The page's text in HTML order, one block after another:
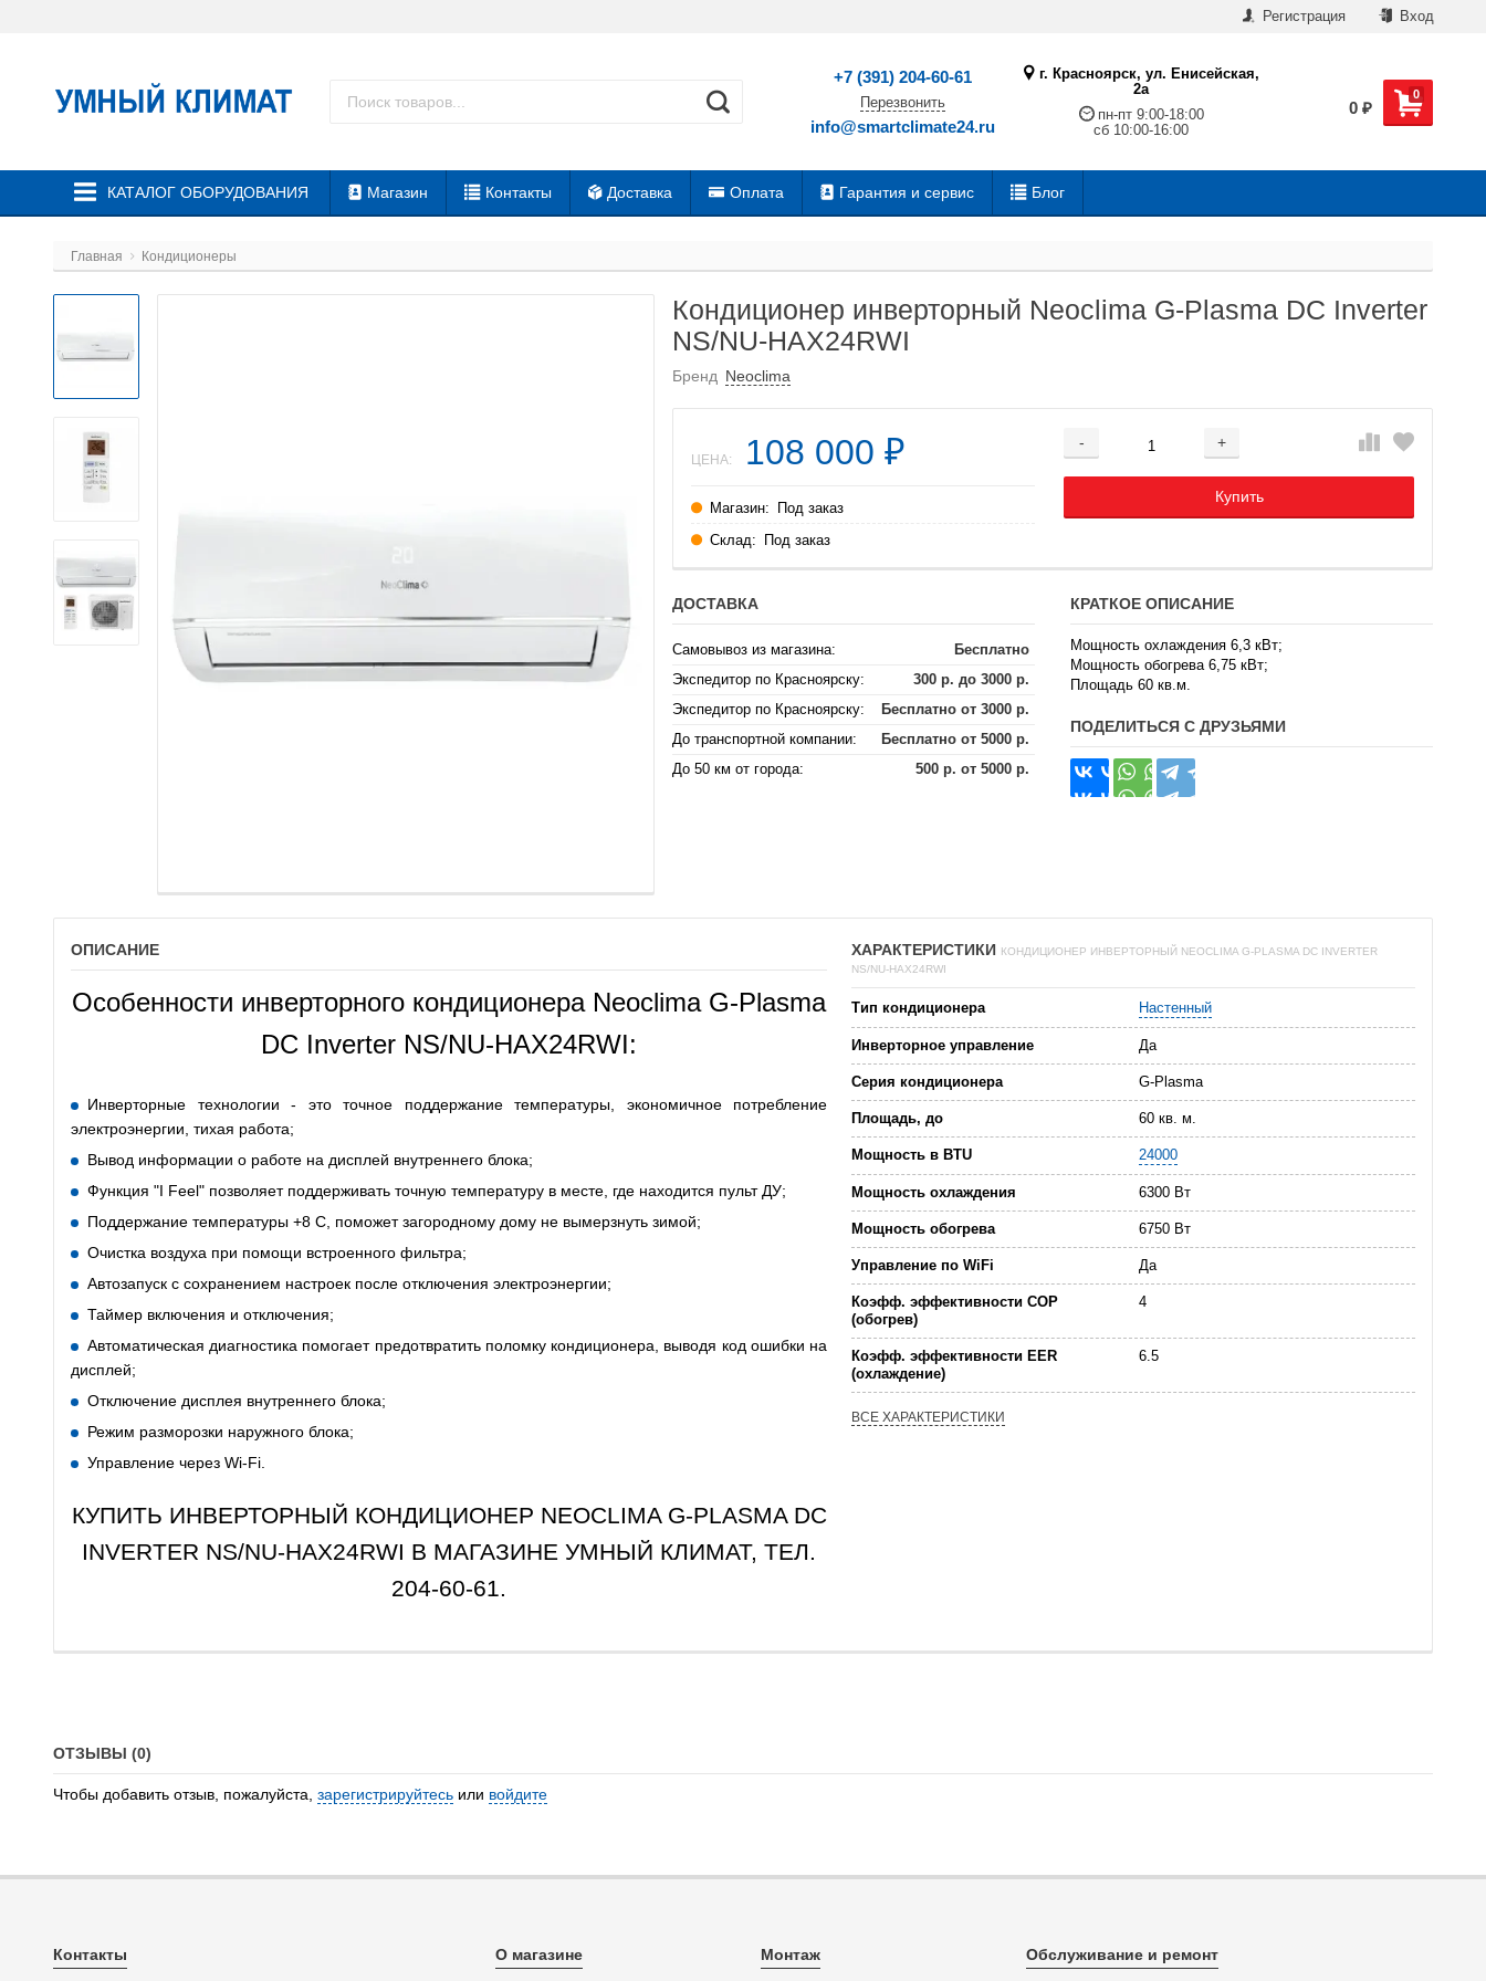
Регистрация Вход
+7 (391) 204-60-61
Перезвонить
info@smartclimate24.ru
г. Красноярск, ул. Енисейская,
2а
пн-пт 9:00-18:00
сб 10:00-16:00
0
0 ₽
КАТАЛОГ ОБОРУДОВАНИЯ Магазин Контакты Доставка Оплата Гарантия и сервис Блог
Главная Кондиционеры
Кондиционер инверторный Neoclima G-Plasma DC Inverter
NS/NU-HAX24RWI
Бренд Neoclima
- +
Добавляется...
Купить
Добавлен
ЦЕНА: 108 000 ₽
Магазин:
Под заказ
Склад:
Под заказ
ДОСТАВКА
Самовывоз из магазина:
Бесплатно
Экспедитор по Красноярску:
300 р. до 3000 р.
Экспедитор по Красноярску:
Бесплатно от 3000 р.
До транспортной компании:
Бесплатно от 5000 р.
До 50 км от города:
500 р. от 5000 р.
КРАТКОЕ ОПИСАНИЕ
Мощность охлаждения 6,3 кВт;
Мощность обогрева 6,75 кВт;
Площадь 60 кв.м.
ПОДЕЛИТЬСЯ С ДРУЗЬЯМИ
ХАРАКТЕРИСТИКИ КОНДИЦИОНЕР ИНВЕРТОРНЫЙ NEOCLIMA G-PLASMA DC INVERTER
NS/NU-HAX24RWI
Тип кондиционера Настенный
Инверторное управление Да
Серия кондиционера G-Plasma
Площадь, до 60 кв. м.
Мощность в BTU 24000
Мощность охлаждения 6300 Вт
Мощность обогрева 6750 Вт
Управление по WiFi Да
Коэфф. эффективности COP
(обогрев)
4
Коэфф. эффективности EER
(охлаждение)
6.5
ВСЕ ХАРАКТЕРИСТИКИ
ОПИСАНИЕ
Особенности инверторного кондиционера Neoclima G-Plasma
DC Inverter NS/NU-HAX24RWI:
Инверторные технологии - это точное поддержание температуры, экономичное потребление
электроэнергии, тихая работа;
Вывод информации о работе на дисплей внутреннего блока;
Функция "I Feel" позволяет поддерживать точную температуру в месте, где находится пульт ДУ;
Поддержание температуры +8 С, поможет загородному дому не вымерзнуть зимой;
Очистка воздуха при помощи встроенного фильтра;
Автозапуск с сохранением настроек после отключения электроэнергии;
Таймер включения и отключения;
Автоматическая диагностика помогает предотвратить поломку кондиционера, выводя код ошибки на
дисплей;
Отключение дисплея внутреннего блока;
Режим разморозки наружного блока;
Управление через Wi-Fi.
КУПИТЬ ИНВЕРТОРНЫЙ КОНДИЦИОНЕР NEOCLIMA G-PLASMA DC
INVERTER NS/NU-HAX24RWI В МАГАЗИНЕ УМНЫЙ КЛИМАТ, ТЕЛ.
204-60-61.
ОТЗЫВЫ (0)
Чтобы добавить отзыв, пожалуйста, зарегистрируйтесь или войдите
Контакты О магазине Монтаж Обслуживание и ремонт